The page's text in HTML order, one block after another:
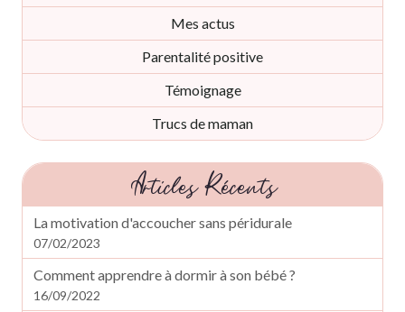
Mes actus
Parentalité positive
Témoignage
Trucs de maman
Articles Récents
La motivation d'accoucher sans péridurale
07/02/2023
Comment apprendre à dormir à son bébé ?
16/09/2022